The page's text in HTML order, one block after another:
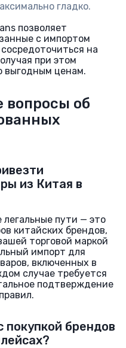
гладко.
позволяет
с импортом
на
при этом
выгодным ценам.
вопросы об
из Китая в
пути — это
китайских брендов,
торговой маркой
импорт для
включенных в
случае требуется
подтверждение
покупкой брендов